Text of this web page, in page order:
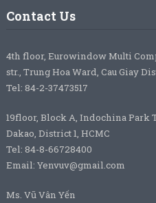
Contact Us
4th floor, Eurowindow Multi
str., Trung Hoa Ward, Cau Giay
Tel: 84-2-37473517
19floor, Block A, Indochina Park
Dakao, District 1, HCMC
Tel: 84-8-66728400
Email: Yenvuv@gmail.com
Ms. Vũ Vân Yến